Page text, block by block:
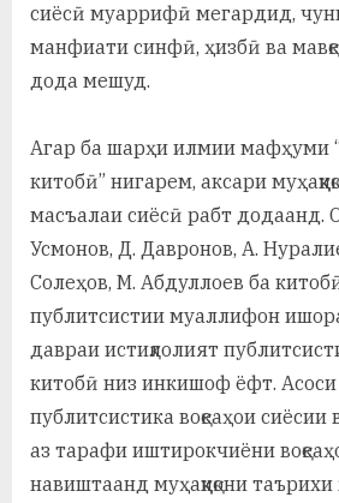
сиёсӣ муаррифӣ мегардид,
манфиати синфӣ, ҳизбӣ ва
дода мешуд.
Агар ба шарҳи илмии мафҳуми
китобӣ” нигарем, аксари
масъалаи сиёсӣ рабт додаанд.
Усмонов, Д. Давронов, А.
Солеҳов, М. Абдуллоев ба
публитсистии муаллифон
давраи истиқлолият
китобӣ низ инкишоф ёфт.
публитсистика воқеаҳои сиёсии
аз тарафи иштирокчиёни
навиштаанд муҳаққиқони